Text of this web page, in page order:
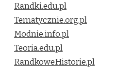
Randki.edu.pl
Tematycznie.org.pl
Modnie.info.pl
Teoria.edu.pl
RandkoweHistorie.pl